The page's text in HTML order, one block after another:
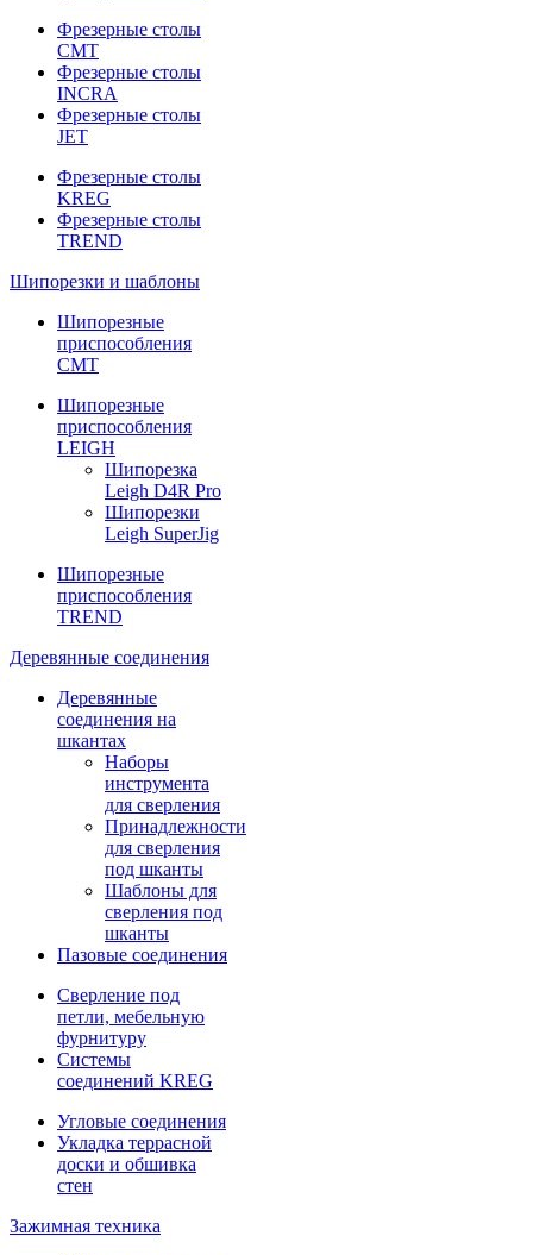
Фрезерные столы
CMT
Фрезерные столы
INCRA
Фрезерные столы
JET
Фрезерные столы
KREG
Фрезерные столы
TREND
Шипорезки и шаблоны
Шипорезные
приспособления
CMT
Шипорезные
приспособления
LEIGH
Шипорезка
Leigh D4R Pro
Шипорезки
Leigh SuperJig
Шипорезные
приспособления
TREND
Деревянные соединения
Деревянные
соединения на
шкантах
Наборы
инструмента
для сверления
Принадлежности
для сверления
под шканты
Шаблоны для
сверления под
шканты
Пазовые соединения
Сверление под
петли, мебельную
фурнитуру
Системы
соединений KREG
Угловые соединения
Укладка террасной
доски и обшивка
стен
Зажимная техника